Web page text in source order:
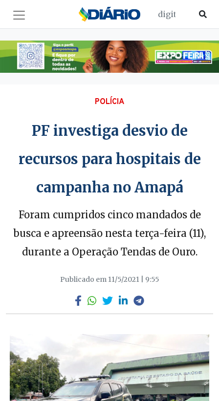
POLÍCIA
PF investiga desvio de
recursos para hospitais de
campanha no Amapá
Foram cumpridos cinco mandados de
busca e apreensão nesta terça-feira (11),
durante a Operação Tendas de Ouro.
Publicado em 11/5/2021 | 9:55